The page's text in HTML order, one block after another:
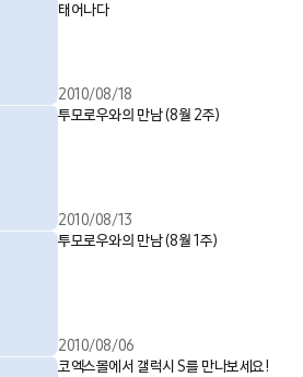
태어나다
2010/08/18
투모로우와의 만남 (8월 2주)
2010/08/13
투모로우와의 만남 (8월 1주)
2010/08/06
코엑스몰에서 갤럭시 S를 만나보세요!